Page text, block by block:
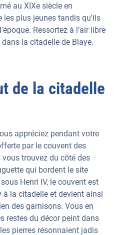
au XIXe siècle en
plus jeunes tandis qu’ils
Ressortez à l’air libre
la citadelle de Blaye.
de la citadelle
appréciez pendant votre
par le couvent des
trouvez du côté des
qui bordent le site
Henri IV, le couvent est
à la citadelle et devient ainsi
des garnisons. Vous en
restes du décor peint dans
pierres résonnaient jadis